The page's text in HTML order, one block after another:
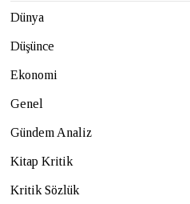
Dünya
Düşünce
Ekonomi
Genel
Gündem Analiz
Kitap Kritik
Kritik Sözlük